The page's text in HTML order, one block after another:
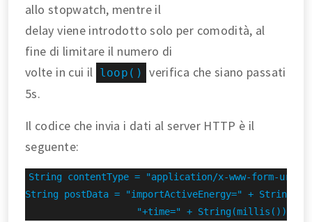
allo stopwatch, mentre il
delay viene introdotto solo per comodità, al
fine di limitare il numero di
volte in cui il
loop()
verifica che siano passati
5s.
Il codice che invia i dati al server HTTP è il
seguente:
String contentType = "application/x-www-form-
String postData = "importActiveEnergy=" +
                    "+time=" + String(millis());